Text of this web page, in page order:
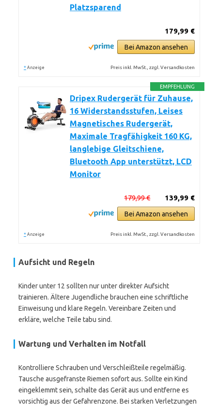
Platzsparend
179,99 €
Bei Amazon ansehen
* Anzeige Preis inkl. MwSt., zzgl. Versandkosten
EMPFEHLUNG
Dripex Rudergerät für Zuhause,
16 Widerstandsstufen, Leises
Magnetisches Rudergerät,
Maximale Tragfähigkeit 160 KG,
langlebige Gleitschiene,
Bluetooth App unterstützt, LCD
Monitor
139,99 €
179,99 €
Bei Amazon ansehen
* Anzeige Preis inkl. MwSt., zzgl. Versandkosten
Aufsicht und Regeln
Kinder unter 12 sollten nur unter direkter Aufsicht
trainieren. Ältere Jugendliche brauchen eine schriftliche
Einweisung und klare Regeln. Vereinbare Zeiten und
erkläre, welche Teile tabu sind.
Wartung und Verhalten im Notfall
Kontrolliere Schrauben und Verschleißteile regelmäßig.
Tausche ausgefranste Riemen sofort aus. Sollte ein Kind
eingeklemmt sein, schalte das Gerät aus und entferne es
vorsichtig aus der Gefahrenzone. Bei starken Verletzungen